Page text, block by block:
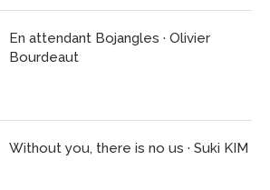
En attendant Bojangles · Olivier
Bourdeaut
Without you, there is no us · Suki KIM